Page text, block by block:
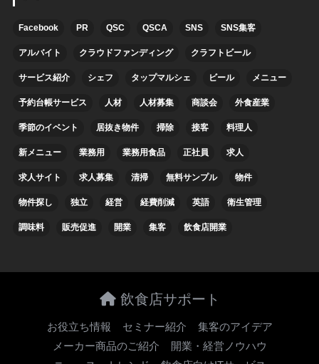
Facebook PR QSC QSCA SNS SNS集客
アルバイト クラウドファンディング クラフトビール
サービス紹介 シェフ タップマルシェ ビール メニュー
予約台帳サービス 人材 人材募集 商談会 外食産業
季節のイベント 居抜き物件 掃除 接客 料理人
新メニュー 業務用 業務用食品 正社員 求人
求人サイト 求人募集 清掃 無料サンプル 物件
物件探し 独立 経営 経費削減 英語 衛生管理
調味料 販売促進 開業 集客 飲食店開業
飲食店サポート
お役立ち情報 セミナー紹介
集客のアイデア
メーカー商品のご紹介
開業・経営ノウハウ